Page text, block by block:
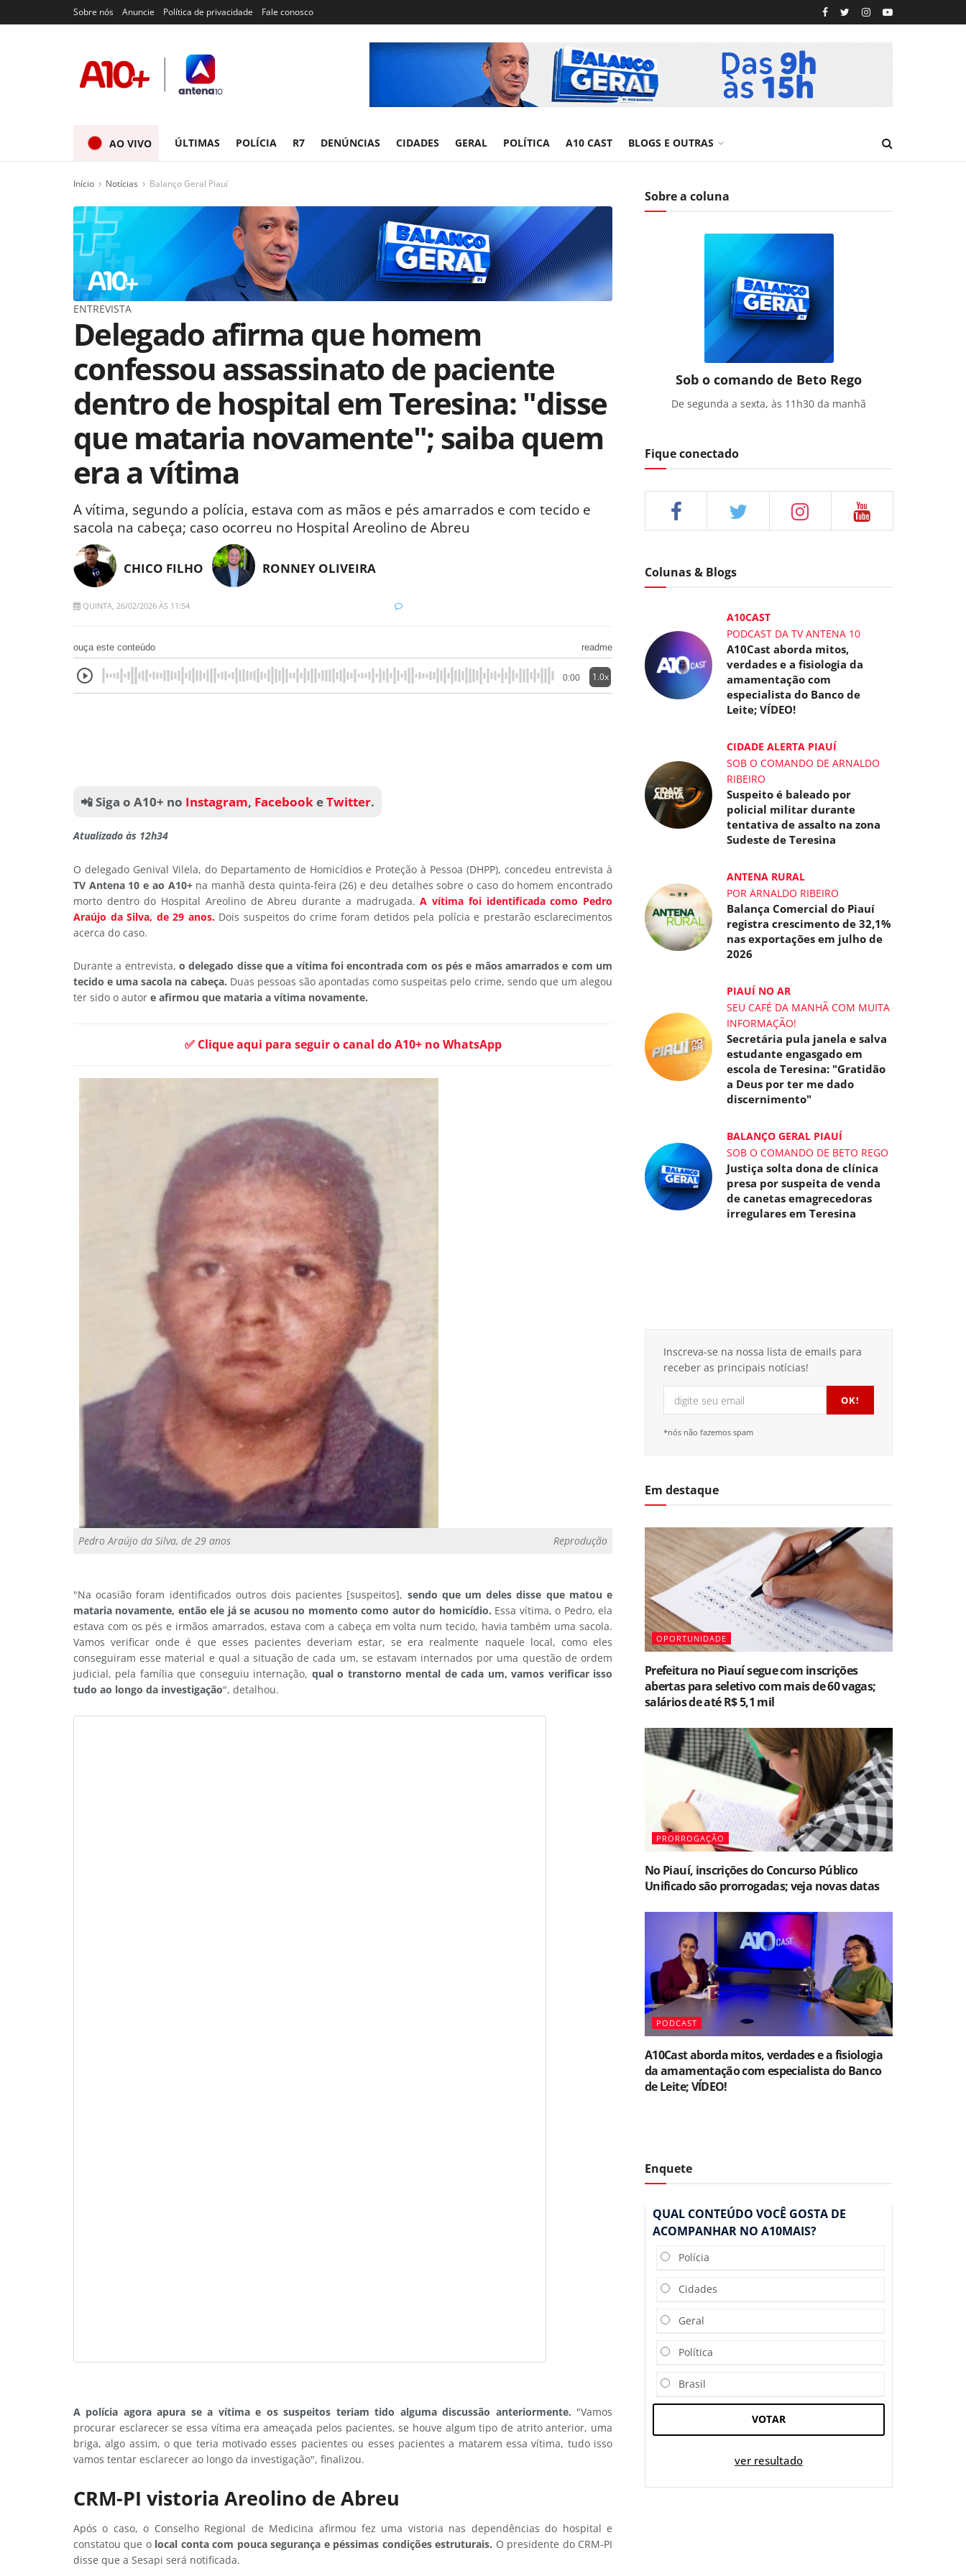
Sobre nós Anuncie Política de privacidade Fale conosco
AO VIVO ÚLTIMAS POLÍCIA R7 DENÚNCIAS CIDADES GERAL POLÍTICA A10 CAST BLOGS E OUTRAS
Início Notícias Balanço Geral Piauí
ENTREVISTA
Delegado afirma que homem
confessou assassinato de paciente
dentro de hospital em Teresina: "disse
que mataria novamente"; saiba quem
era a vítima
A vítima, segundo a polícia, estava com as mãos e pés amarrados e com tecido e
sacola na cabeça; caso ocorreu no Hospital Areolino de Abreu
CHICO FILHO RONNEY OLIVEIRA
QUINTA, 26/02/2026 ÀS 11:54
ouça este conteúdo readme
0:00 1.0x
📲 Siga o A10+ no Instagram, FacebookeTwitter.
Atualizado às 12h34
O delegado Genival Vilela, do Departamento de Homicídios e Proteção à Pessoa (DHPP), concedeu entrevista à
TV Antena 10 e ao A10+na manhã desta quinta-feira (26) e deu detalhes sobre o caso do homem encontrado
morto dentro do Hospital Areolino de Abreu durante a madrugada.A vítima foi identificada como Pedro
Araújo da Silva, de 29 anos.Dois suspeitos do crime foram detidos pela polícia e prestarão esclarecimentos
acerca do caso.
Durante a entrevista, o delegado disse que a vítima foi encontrada com os pés e mãos amarrados e com um
tecido e uma sacola na cabeça. Duas pessoas são apontadas como suspeitas pelo crime, sendo que um alegou
ter sido o autor e afirmou que mataria a vítima novamente.
✅ Clique aqui para seguir o canal do A10+ no WhatsApp
Pedro Araújo da Silva, de 29 anos Reprodução
"Na ocasião foram identificados outros dois pacientes [suspeitos], sendo que um deles disse que matou e
mataria novamente, então ele já se acusou no momento como autor do homicídio. Essa vítima, o Pedro, ela
estava com os pés e irmãos amarrados, estava com a cabeça em volta num tecido, havia também uma sacola.
Vamos verificar onde é que esses pacientes deveriam estar, se era realmente naquele local, como eles
conseguiram esse material e qual a situação de cada um, se estavam internados por uma questão de ordem
judicial, pela família que conseguiu internação, qual o transtorno mental de cada um, vamos verificar isso
tudo ao longo da investigação", detalhou.
A polícia agora apura se a vítima e os suspeitos teriam tido alguma discussão anteriormente. "Vamos
procurar esclarecer se essa vítima era ameaçada pelos pacientes, se houve algum tipo de atrito anterior, uma
briga, algo assim, o que teria motivado esses pacientes ou esses pacientes a matarem essa vítima, tudo isso
vamos tentar esclarecer ao longo da investigação", finalizou.
CRM-PI vistoria Areolino de Abreu
Após o caso, o Conselho Regional de Medicina afirmou fez uma vistoria nas dependências do hospital e
constatou que o local conta com pouca segurança e péssimas condições estruturais. O presidente do CRM-PI
disse que a Sesapi será notificada.
Sobre a coluna
Sob o comando de Beto Rego
De segunda a sexta, às 11h30 da manhã
Fique conectado
Colunas & Blogs
A10CAST
PODCAST DA TV ANTENA 10
A10Cast aborda mitos,
verdades e a fisiologia da
amamentação com
especialista do Banco de
Leite; VÍDEO!
CIDADE ALERTA PIAUÍ
SOB O COMANDO DE ARNALDO
RIBEIRO
Suspeito é baleado por
policial militar durante
tentativa de assalto na zona
Sudeste de Teresina
ANTENA RURAL
POR ARNALDO RIBEIRO
Balança Comercial do Piauí
registra crescimento de 32,1%
nas exportações em julho de
2026
PIAUÍ NO AR
SEU CAFÉ DA MANHÃ COM MUITA
INFORMAÇÃO!
Secretária pula janela e salva
estudante engasgado em
escola de Teresina: "Gratidão
a Deus por ter me dado
discernimento"
BALANÇO GERAL PIAUÍ
SOB O COMANDO DE BETO REGO
Justiça solta dona de clínica
presa por suspeita de venda
de canetas emagrecedoras
irregulares em Teresina
Inscreva-se na nossa lista de emails para
receber as principais notícias!
*nós não fazemos spam
Em destaque
OPORTUNIDADE
Prefeitura no Piauí segue com inscrições
abertas para seletivo com mais de 60 vagas;
salários de até R$ 5,1 mil
PRORROGAÇÃO
No Piauí, inscrições do Concurso Público
Unificado são prorrogadas; veja novas datas
PODCAST
A10Cast aborda mitos, verdades e a fisiologia
da amamentação com especialista do Banco
de Leite; VÍDEO!
Enquete
QUAL CONTEÚDO VOCÊ GOSTA DE
ACOMPANHAR NO A10MAIS?
Polícia
Cidades
Geral
Política
Brasil
VOTAR
ver resultado